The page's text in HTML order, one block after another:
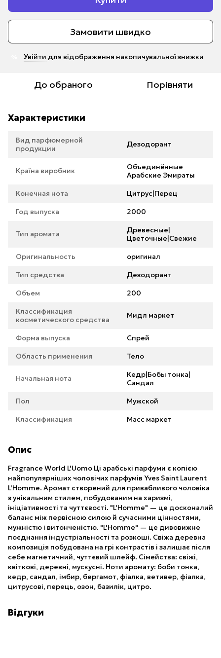
Замовити швидко
Увійти для відображення накопичувальної знижки
До обраного Порівняти
Характеристики
Вид парфюмерной
продукции
Дезодорант
Країна виробник
Объединённые
Арабские Эмираты
Конечная нота Цитрус|Перец
Год выпуска 2000
Тип аромата
Древесные|
Цветочные|Свежие
Оригинальность оригинал
Тип средства Дезодорант
Объем 200
Классификация
косметического средства
Мидл маркет
Форма выпуска Спрей
Область применения Тело
Начальная нота
Кедр|Бобы тонка|
Сандал
Пол Мужской
Классификация Масс маркет
Опис
Fragrance World L'Uomo Ці арабські парфуми є копією
найпопулярніших чоловічих парфумів Yves Saint Laurent
L'Homme. Аромат створений для привабливого чоловіка
з унікальним стилем, побудованим на харизмі,
ініціативності та чуттєвості. "L'Homme" — це досконалий
баланс між первісною силою й сучасними цінностями,
мужністю і витонченістю. "L'Homme" — це дивовижне
поєднання індустріальності та розкоші. Свіжа деревна
композиція побудована на грі контрастів і залишає після
себе магнетичний, чуттєвий шлейф. Сімейства: свіжі,
квіткові, деревні, мускусні. Ноти аромату: боби тонка,
кедр, сандал, імбир, бергамот, фіалка, ветивер, фіалка,
цитрусові, перець, озон, базилік, цитро.
Відгуки